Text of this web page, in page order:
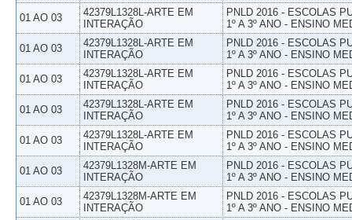
01 AO 03
42379L1328L-ARTE EM
INTERAÇÃO
PNLD 2016 - ESCOLAS
1º A 3º ANO - ENSINO
01 AO 03
42379L1328L-ARTE EM
INTERAÇÃO
PNLD 2016 - ESCOLAS
1º A 3º ANO - ENSINO
01 AO 03
42379L1328L-ARTE EM
INTERAÇÃO
PNLD 2016 - ESCOLAS
1º A 3º ANO - ENSINO
01 AO 03
42379L1328L-ARTE EM
INTERAÇÃO
PNLD 2016 - ESCOLAS
1º A 3º ANO - ENSINO
01 AO 03
42379L1328L-ARTE EM
INTERAÇÃO
PNLD 2016 - ESCOLAS
1º A 3º ANO - ENSINO
01 AO 03
42379L1328M-ARTE EM
INTERAÇÃO
PNLD 2016 - ESCOLAS
1º A 3º ANO - ENSINO
01 AO 03
42379L1328M-ARTE EM
INTERAÇÃO
PNLD 2016 - ESCOLAS
1º A 3º ANO - ENSINO